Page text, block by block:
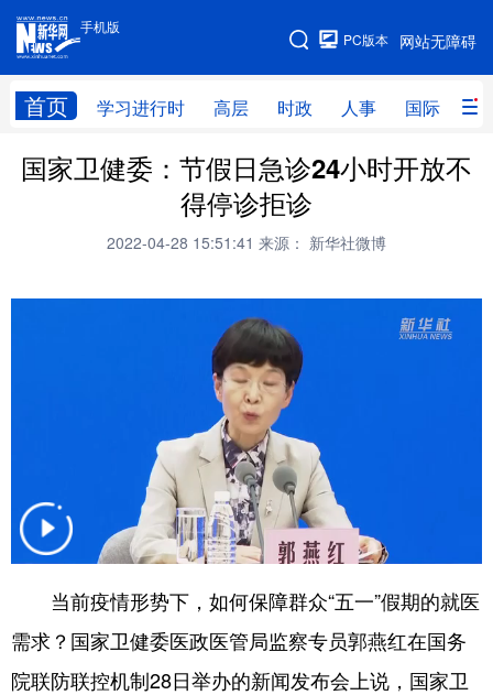
手机版
网站无障碍
PC版本
首页 学习进行时 高层 时政 人事 国际 财
手机版
网站地图
学习进行时 高层 时政 人事
财经 网评
全球连线
科技 科创 量子 体育
健康
图片
中央文件 金融
人居 信息化
学术中国 乡村振兴 银龄
彩票 娱乐 时尚 悦读
公益 一带一路 亚太网 上市公司
国家卫健委：节假日急诊24小时开放不
得停诊拒诊
2022-04-28 15:51:41 来源： 新华社微博
当前疫情形势下，如何保障群众“五一”假期的就医
需求？国家卫健委医政医管局监察专员郭燕红在国务
院联防联控机制28日举办的新闻发布会上说，国家卫